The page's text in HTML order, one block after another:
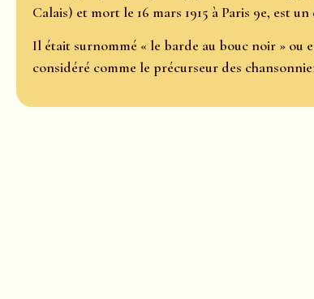
Calais) et mort le 16 mars 1915 à Paris 9e, est
Il était surnommé « le barde au bouc noir » ou
considéré comme le précurseur des